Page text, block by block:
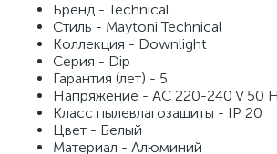
Бренд - Technical
Стиль - Maytoni Technical
Коллекция - Downlight
Серия - Dip
Гарантия (лет) - 5
Напряжение - AC 220-240 V 50
Класс пылевлагозащиты - IP 20
Цвет - Белый
Материал - Алюминий